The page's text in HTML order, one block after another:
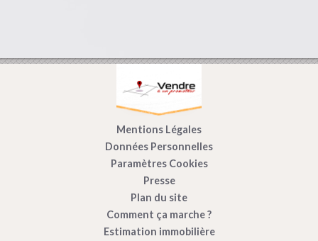
Mentions Légales
Données Personnelles
Paramètres Cookies
Presse
Plan du site
Comment ça marche ?
Estimation immobilière